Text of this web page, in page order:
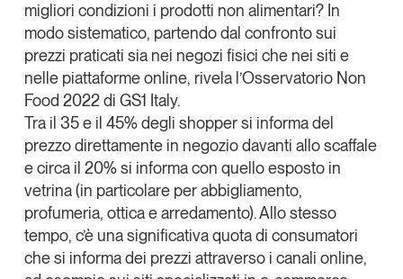
migliori condizioni i prodotti non alimentari? In
modo sistematico, partendo dal confronto sui
prezzi praticati sia nei negozi fisici che nei siti e
nelle piattaforme online, rivela l’Osservatorio Non
Food 2022 di GS1 Italy.
Tra il 35 e il 45% degli shopper si informa del
prezzo direttamente in negozio davanti allo scaffale
e circa il 20% si informa con quello esposto in
vetrina(in particolare per abbigliamento,
profumeria, ottica e arredamento). Allo stesso
tempo, c’è una significativa quota di consumatori
che si informa dei prezzi attraverso i canali online,